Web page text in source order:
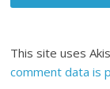
This site uses
comment data is